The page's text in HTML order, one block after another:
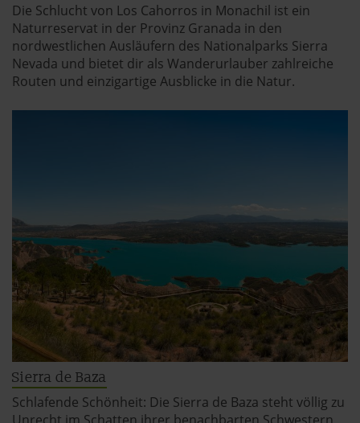
Die Schlucht von Los Cahorros in Monachil ist ein
Naturreservat in der Provinz Granada in den
nordwestlichen Ausläufern des Nationalparks Sierra
Nevada und bietet dir als Wanderurlauber zahlreiche
Routen und einzigartige Ausblicke in die Natur.
Sierra de Baza
Schlafende Schönheit: Die Sierra de Baza steht völlig zu